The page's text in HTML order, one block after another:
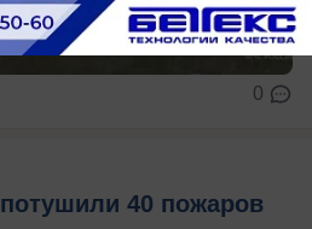
0
40 пожаров